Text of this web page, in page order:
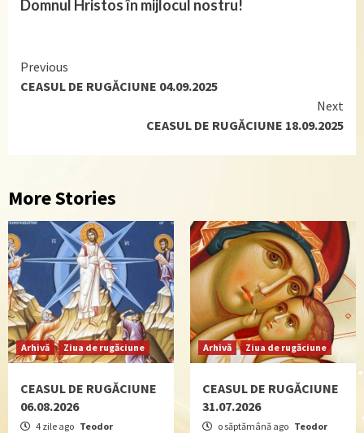
Domnul Hristos în mijlocul nostru!
Continue
Reading
Previous
CEASUL DE RUGĂCIUNE 04.09.2025
Next
CEASUL DE RUGĂCIUNE 18.09.2025
More Stories
Arhivă Ziua de rugăciune
CEASUL DE RUGĂCIUNE
06.08.2026
4 zile ago Teodor
Arhivă Ziua de rugăciune
CEASUL DE RUGĂCIUNE
31.07.2026
o săptămână ago Teodor